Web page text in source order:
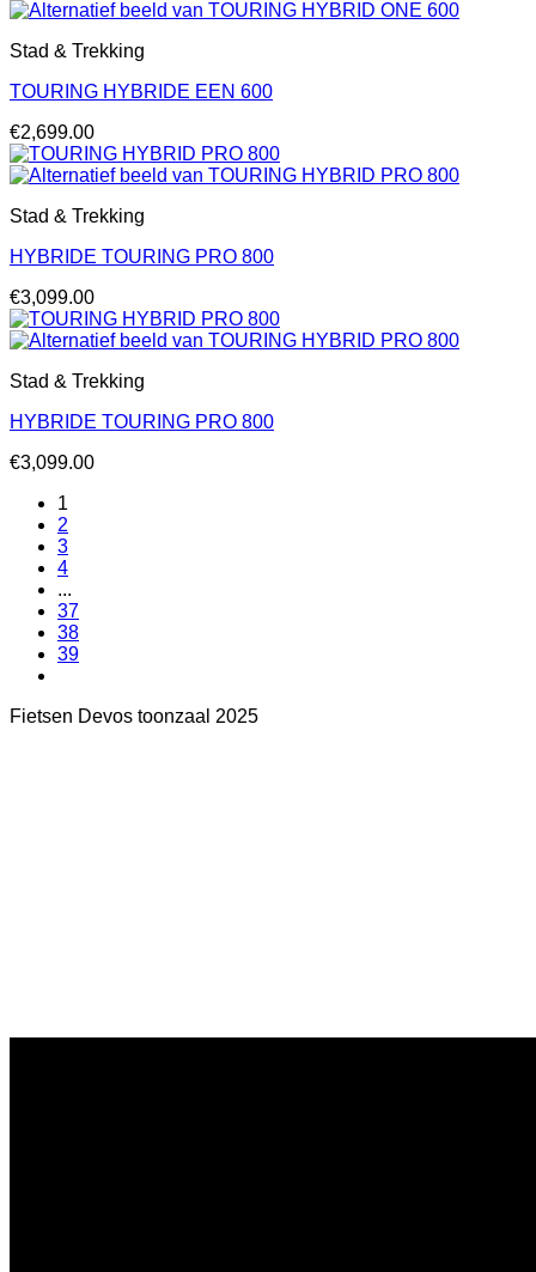
Stad & Trekking
TOURING HYBRIDE EEN 600
€2,699.00
Stad & Trekking
HYBRIDE TOURING PRO 800
€3,099.00
Stad & Trekking
HYBRIDE TOURING PRO 800
€3,099.00
1
2
3
4
...
37
38
39
Fietsen Devos toonzaal 2025